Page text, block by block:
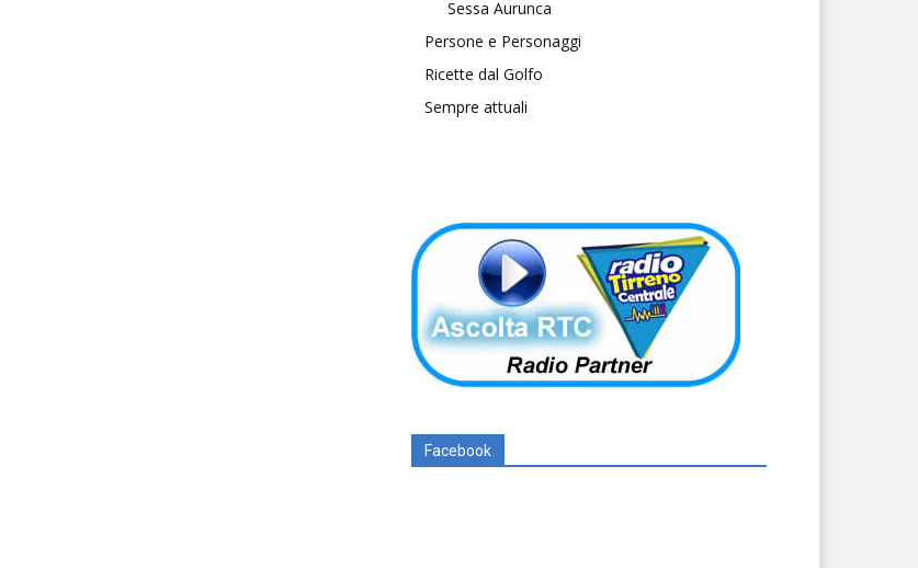
Sessa Aurunca
Persone e Personaggi
Ricette dal Golfo
Sempre attuali
Facebook